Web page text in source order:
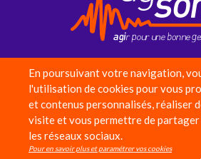
Partenaires
Adhérer
Faire un don
Équipe
En poursuivant votre navigation,
l'utilisation de cookies pour vous
et contenus personnalisés, réaliser
visite et vous permettre de partager
les réseaux sociaux.
Pour en savoir plus et paramétrer vos cookies